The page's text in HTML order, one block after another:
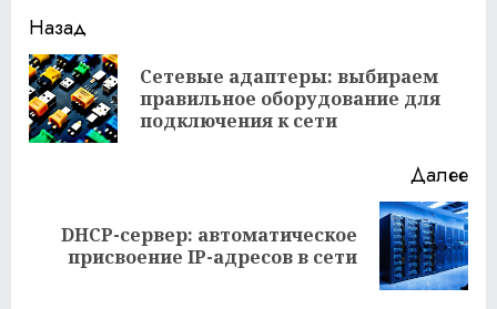
Продолжить
чтение
Назад
Сетевые адаптеры: выбираем
правильное оборудование для
подключения к сети
Далее
Следующая
запись:
DHCP-сервер: автоматическое
присвоение IP-адресов в сети